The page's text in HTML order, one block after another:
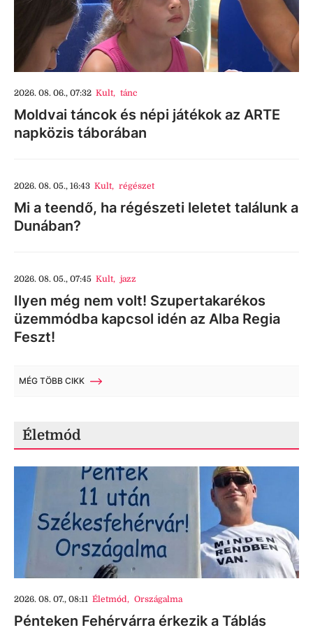
2026. 08. 06., 07:32 Kult, tánc
Moldvai táncok és népi játékok az ARTE
napközis táborában
2026. 08. 05., 16:43 Kult, régészet
Mi a teendő, ha régészeti leletet találunk a
Dunában?
2026. 08. 05., 07:45 Kult, jazz
Ilyen még nem volt! Szupertakarékos
üzemmódba kapcsol idén az Alba Regia
Feszt!
MÉG TÖBB CIKK
Életmód
2026. 08. 07., 08:11 Életmód, Országalma
Pénteken Fehérvárra érkezik a Táblás